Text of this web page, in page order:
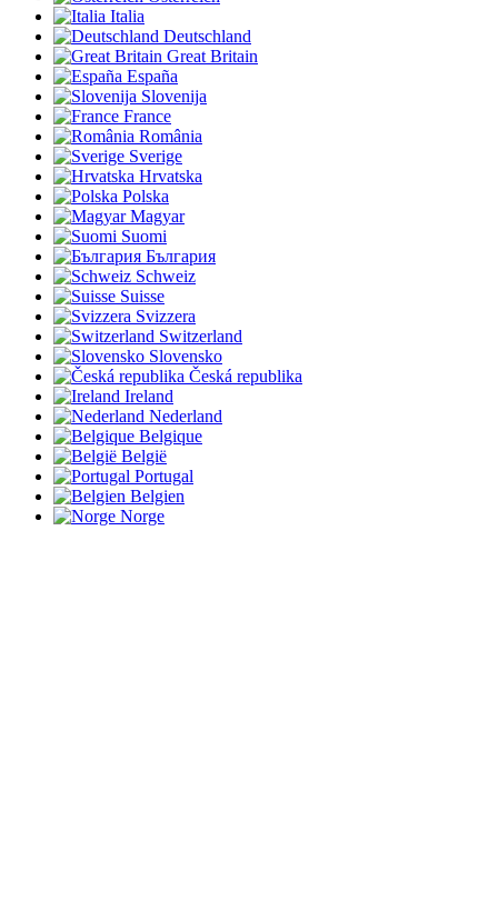
Italia
Deutschland
Great Britain
España
Slovenija
France
România
Sverige
Hrvatska
Polska
Magyar
Suomi
България
Schweiz
Suisse
Svizzera
Switzerland
Slovensko
Česká republika
Ireland
Nederland
Belgique
België
Portugal
Belgien
Norge